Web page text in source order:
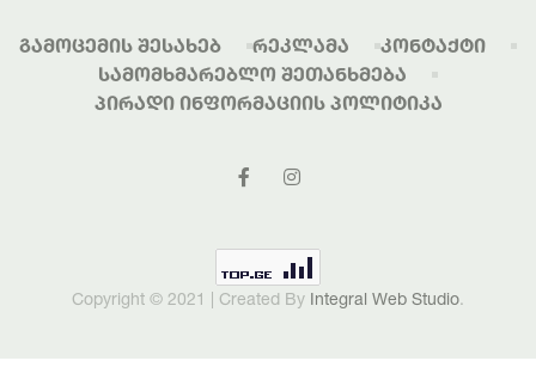
Გამოცემის Შესახებ Რეკლამა
Კონტაქტი
Სამომხმარებლო Შეთანხმება
Პირადი Ინფორმაციის Პოლიტიკა
Copyright © 2021 | Created By Integral Web Studio.